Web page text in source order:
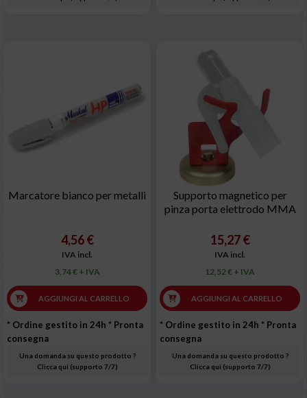
Marcatore bianco per metalli
4,56 €
IVA incl.
3,74 € + IVA
AGGIUNGI AL CARRELLO
* Ordine gestito in 24h * Pronta
consegna
Una domanda su questo prodotto ?
Clicca qui (supporto 7/7)
Supporto magnetico per
pinza porta elettrodo MMA
15,27 €
IVA incl.
12,52 € + IVA
AGGIUNGI AL CARRELLO
* Ordine gestito in 24h * Pronta
consegna
Una domanda su questo prodotto ?
Clicca qui (supporto 7/7)